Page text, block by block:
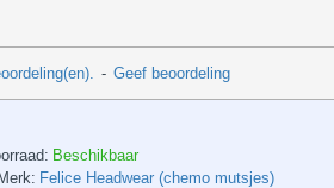
- Geef beoordeling
Beschikbaar
Merk: Felice Headwear (chemo mutsjes)